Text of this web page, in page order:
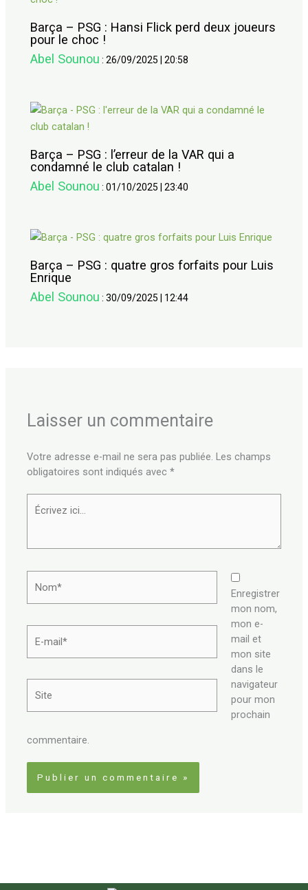
Barça – PSG : Hansi Flick perd deux joueurs
pour le choc !
Abel Sounou :26/09/2025 |20:58
Barça – PSG : l’erreur de la VAR qui a
condamné le club catalan !
Abel Sounou :01/10/2025 |23:40
Barça – PSG : quatre gros forfaits pour Luis
Enrique
Abel Sounou :30/09/2025 12:44
Laisser un commentaire
Votre adresse e-mail ne sera pas publiée. Les champs
obligatoires sont indiqués avec*
Écrivez
mail*
Enregistrer
mon nom,
mon e-
mail et
mon site
dans le
navigateur
pour mon
prochain
commentaire.